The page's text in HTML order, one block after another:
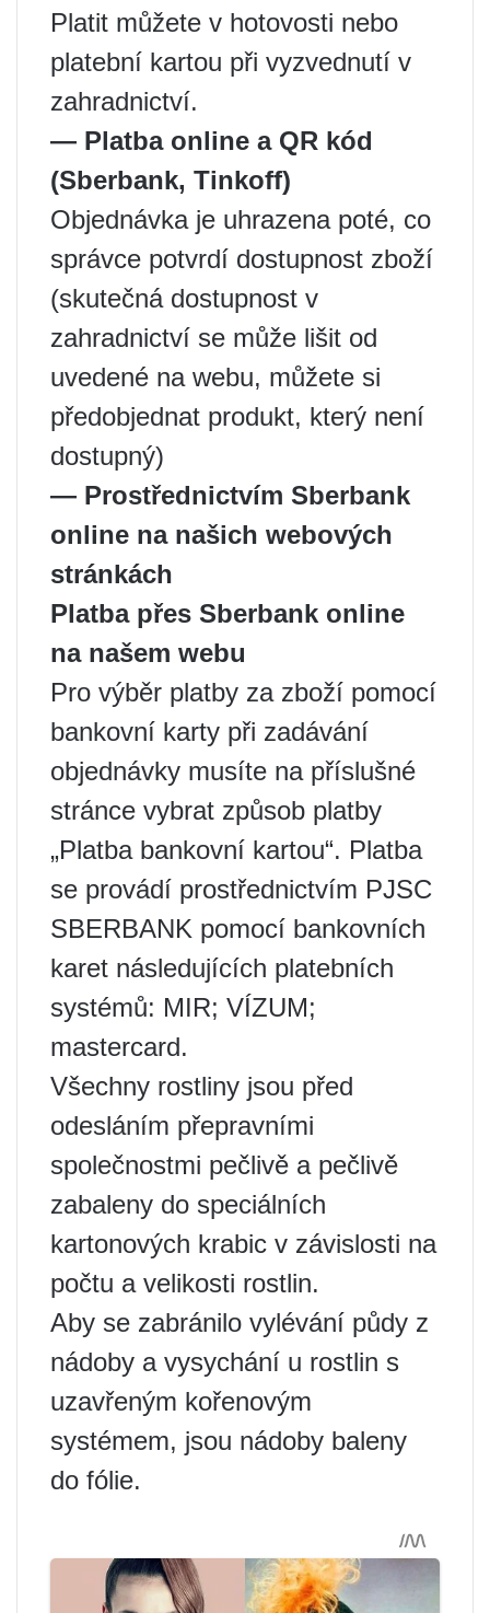
Platit můžete v hotovosti nebo
platební kartou při vyzvednutí v
zahradnictví.
— Platba online a QR kód
(Sberbank, Tinkoff)
Objednávka je uhrazena poté, co
správce potvrdí dostupnost zboží
(skutečná dostupnost v
zahradnictví se může lišit od
uvedené na webu, můžete si
předobjednat produkt, který není
dostupný)
— Prostřednictvím Sberbank
online na našich webových
stránkách
Platba přes Sberbank online
na našem webu
Pro výběr platby za zboží pomocí
bankovní karty při zadávání
objednávky musíte na příslušné
stránce vybrat způsob platby
„Platba bankovní kartou“. Platba
se provádí prostřednictvím PJSC
SBERBANK pomocí bankovních
karet následujících platebních
systémů: MIR; VÍZUM;
mastercard.
Všechny rostliny jsou před
odesláním přepravními
společnostmi pečlivě a pečlivě
zabaleny do speciálních
kartonových krabic v závislosti na
počtu a velikosti rostlin.
Aby se zabránilo vylévání půdy z
nádoby a vysychání u rostlin s
uzavřeným kořenovým
systémem, jsou nádoby baleny
do fólie.